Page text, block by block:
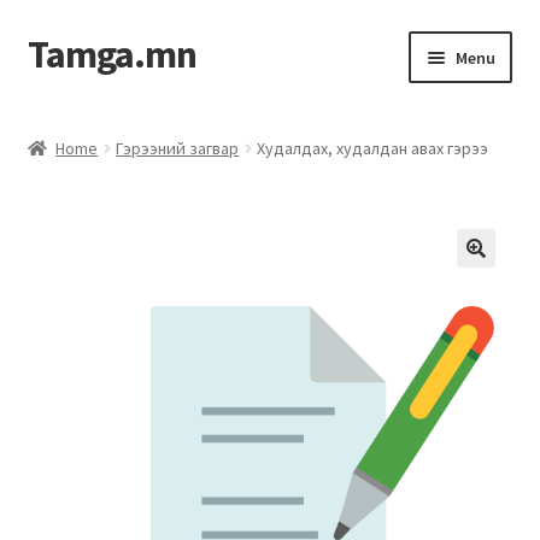
Tamga.mn Menu
Ажил гүйцэтгэх гэрээ
Компанийн удирдлагын бичиг баримт
Home Гэрээний загвар Худалдах, худалдан авах гэрээ